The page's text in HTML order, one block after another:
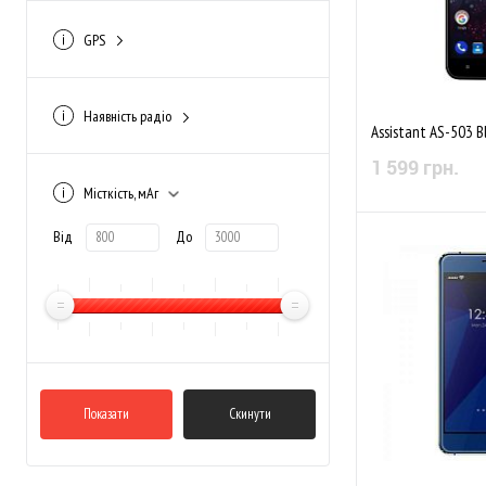
GPS
Наявність радіо
Місткість, мАг
Від До
Показати Скинути
Assistant AS-503
1 599 грн.
Немає